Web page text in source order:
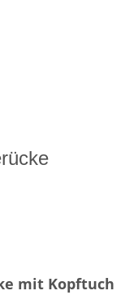
mit Kopftuch